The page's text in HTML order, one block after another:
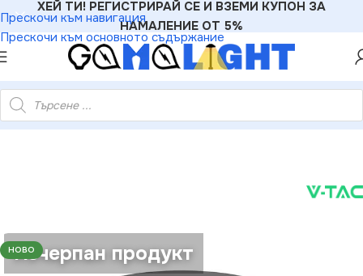
Прескочи към навигация
Прескочи към основното съдържание
ХЕЙ ТИ! РЕГИСТРИРАЙ СЕ И ВЗЕМИ КУПОН ЗА
НАМАЛЕНИЕ ОТ 5%
»V-TAC VT-23127 Основа За Текстилен Колан Черно Тяло
НОВО
Изчерпан продукт